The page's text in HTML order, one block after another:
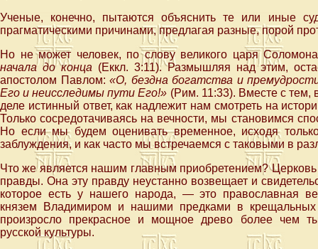
Ученые, конечно, пытаются объяснить те или иные
прагматическими причинами, предлагая разные, порой
Но не может человек, по слову великого царя
начала до конца (Еккл. 3:11). Размышляя над этим,
апостолом Павлом: «О, бездна богатства и
Его и неисследимы пути Его!» (Рим. 11:33). Вместе с тем,
деле истинный ответ, как надлежит нам смотреть на
Только сосредотачиваясь на вечности, мы становимся
Но если мы будем оценивать временное, исходя
заблуждения, и как часто мы встречаемся с таковыми в
Что же является нашим главным приобретением?
правды. Она эту правду неустанно возвещает и
которое есть у нашего народа, — это православная
князем Владимиром и нашими предками в
произросло прекрасное и мощное древо более чем
русской культуры.